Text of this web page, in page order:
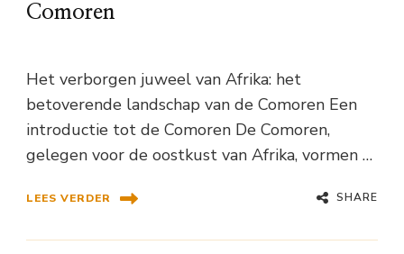
Comoren
Het verborgen juweel van Afrika: het
betoverende landschap van de Comoren Een
introductie tot de Comoren De Comoren,
gelegen voor de oostkust van Afrika, vormen …
LEES VERDER SHARE